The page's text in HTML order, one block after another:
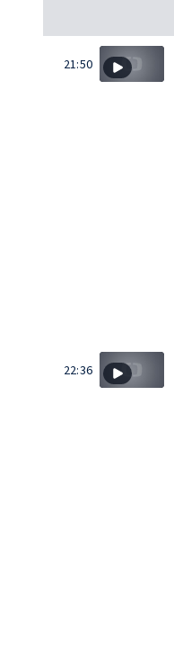
21:50
22:36